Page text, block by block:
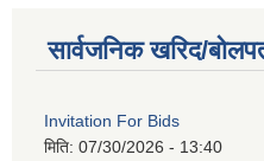
सार्वजनिक खरिद/
Invitation For Bids
मिति: 07/30/2026 - 13:40